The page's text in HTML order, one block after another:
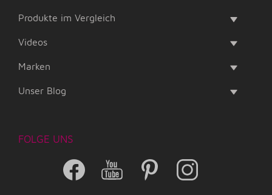
Produkte im Vergleich
Videos
Marken
Unser Blog
FOLGE UNS